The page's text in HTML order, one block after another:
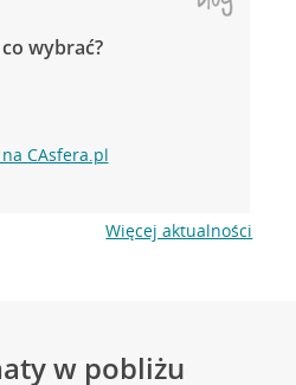
wybrać?
CAsfera.pl
Więcej aktualności
w pobliżu